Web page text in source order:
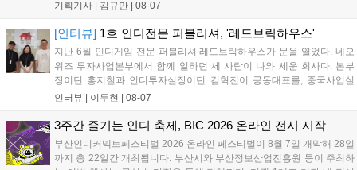
아 아카데미 수료, 아침의 나라 설화 진행 등 4단계 과정을 통해
용자는 과제를 완수하며 동(V) 투발라 장비와 검은별 무기, 카라
자드 장신구 등을 획득해 주요 콘텐츠에 진입할 수 있습니다....
기획기사 | 김규만 | 08-07
[인터뷰] 1호 인디전문 퍼블리셔, '레드브릭하우스'
지난 6월 인디게임 전문 퍼블리셔 레드브릭하우스가 문을 열었다. 네오
위즈 투자사업본부에서 함께 일하던 세 사람이 나와 세운 회사다. 본부
장이던 홍지철과 인디투자실장이던 김혁진이 공동대표를, 중국사업실
장이던 이민정이 이사를 맡았다. 출범 한 달여 만에 위메이드맥스의 전
들어왔다. 서비스 중인...
인터뷰 | 이두현 | 08-07
3주간 즐기는 인디 축제, BIC 2026 온라인 전시 시작
부산인디커넥트페스티벌 2026 온라인 페스티벌이 8월 7일 개막해 28일
까지 총 22일간 개최됩니다. 부산시와 부산정보산업진흥원 등이 주최하